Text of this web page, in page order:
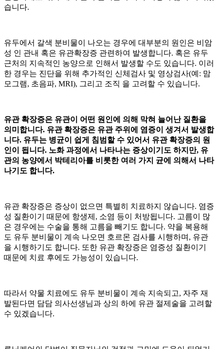
습니다.
유두에서 갈색 분비물이 나오는 경우에 대부분의 원인은 비암
성 인 관내 혹은 유관확장증 관련하여 발생합니다. 혹은 유두
근처의 지속적인 농양으로 인해서 발생할 수도 있습니다. 이러
한 경우는 진단을 위해 추가적인 신체검사 및 영상검사(예: 맘
모그램, 초음파, MRI), 그리고 조직 을 고려할 수 있습니다.
유관 확장증은 유관이 어떤 원인에 의해 막혀 늘어난 질환을
의미합니다. 유관 확장증은 유관 주위에 염증이 생겨서 발생합
니다. 유두는 병균이 쉽게 침범할 수 있어서 유관 확장증의 원
인이 됩니다. 노화 과정에서 나타나는 증상이기도 하지만, 유
관의 농양에서 박테리아를 비롯한 여러 가지 균에 의해서 나타
나기도 합니다.
유관 확장증은 증상이 없으면 특별히 치료하지 않습니다. 염증
성 질환이기 때문에 항생제, 소염 등이 처방됩니다. 고름이 많
은 경우에는 수술을 통해 고름을 빼기도 합니다. 약을 복용해
도 유두 분비물이 계속 나오면 호르몬 검사를 시행하며, 유관
을 시행하기도 합니다. 또한 유관 확장증은 염증성 질환이기
때문에 치료 후에도 가능성이 있습니다.
따라서 약물 치료에도 유두 분비물이 계속 지속되고, 자주 재
발된다면 담담 의사선생님과 상의 하에 유관 절제술을 고려할
수 있겠습니다.